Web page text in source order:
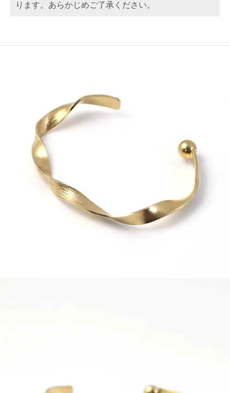
ります。あらかじめご了承ください。